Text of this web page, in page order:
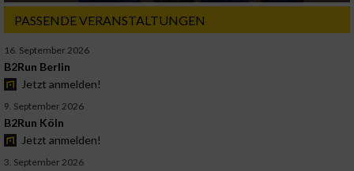
PASSENDE VERANSTALTUNGEN
16. September 2026
B2Run Berlin
Jetzt anmelden!
9. September 2026
B2Run Köln
Jetzt anmelden!
3. September 2026